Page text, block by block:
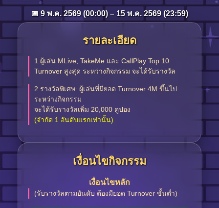
📅 9 พ.ค. 2569 (00:00) – 15 พ.ค. 2569 (23:59)
รายละเอียด
1.ผู้เล่น MLive, TakeMe และ CallPlay Top 10
Turnover สูงสุด ระหว่างกิจกรรม จะได้รับรางวัล
2.รางวัลพิเศษ: ผู้เล่นที่มียอด Turnover 4M ขึ้นไป
ระหว่างกิจกรรม
จะได้รับรางวัลเพิ่ม 20,000 คูปอง
(จำกัด 1 อันดับแรกเท่านั้น)
เงื่อนไขกิจกรรม
เงื่อนไขหลัก
(รับรางวัลตามอันดับ ต้องมียอด Turnover ขั้นต่ำ)